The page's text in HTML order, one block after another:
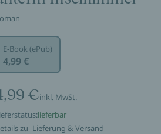
E-Book (ePub)
4,99 €
€inkl. MwSt.
lieferbar
zu Lieferung & Versand